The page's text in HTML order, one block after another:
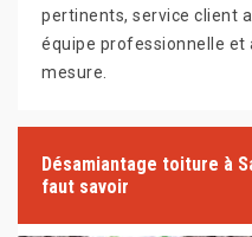
pertinents, service client
équipe professionnelle et
mesure.
Désamiantage toiture à
faut savoir